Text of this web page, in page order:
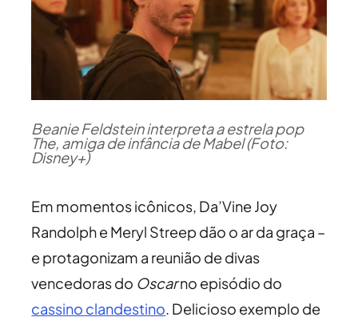
Beanie Feldstein interpreta a estrela pop
The, amiga de infância de Mabel (Foto:
Disney+)
Em momentos icônicos, Da’Vine Joy
Randolph e Meryl Streep dão o ar da graça –
e protagonizam a reunião de divas
vencedoras do Oscarno episódio do
cassino clandestino. Delicioso exemplo de